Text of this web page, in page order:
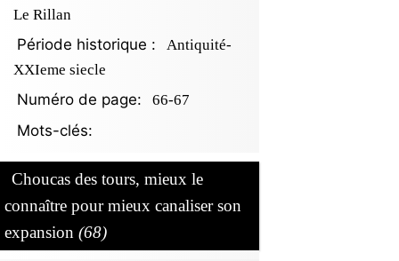
Le Rillan
Période historique :
Antiquité-
XXIeme siecle
Numéro de page: 66-67
Mots-clés:
Choucas des tours, mieux le
connaître pour mieux canaliser son
expansion (68)